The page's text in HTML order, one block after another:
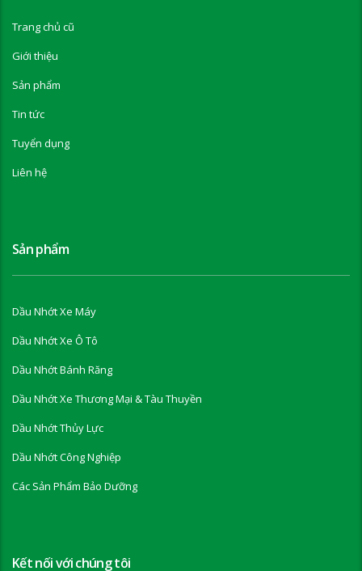
Trang chủ cũ
Giới thiệu
Sản phẩm
Tin tức
Tuyển dụng
Liên hệ
Sản phẩm
Dầu Nhớt Xe Máy
Dầu Nhớt Xe Ô Tô
Dầu Nhớt Bánh Răng
Dầu Nhớt Xe Thương Mại & Tàu Thuyền
Dầu Nhớt Thủy Lực
Dầu Nhớt Công Nghiệp
Các Sản Phẩm Bảo Dưỡng
Kết nối với chúng tôi